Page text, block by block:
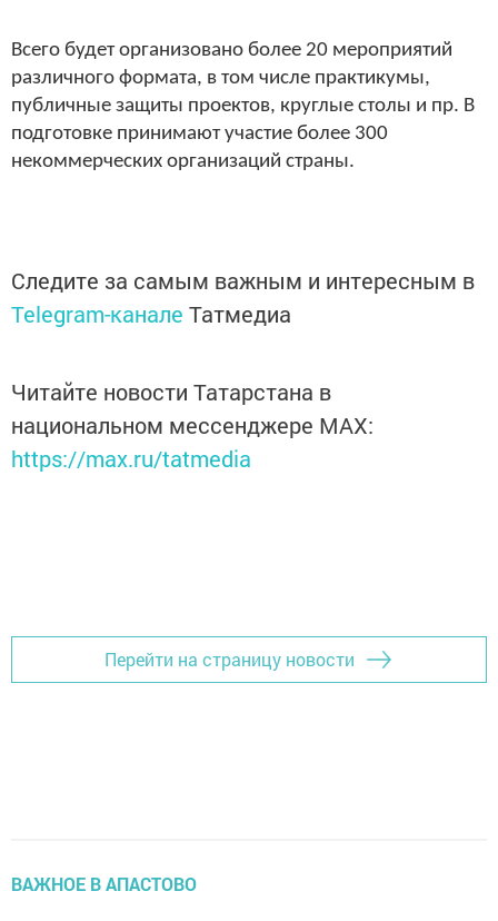
Всего будет организовано более 20 мероприятий
различного формата, в том числе практикумы,
публичные защиты проектов, круглые столы и пр. В
подготовке принимают участие более 300
некоммерческих организаций страны.
Следите за самым важным и интересным в
Telegram-канале Татмедиа
Читайте новости Татарстана в
национальном мессенджере MАХ:
https://max.ru/tatmedia
Перейти на страницу новости
ВАЖНОЕ В АПАСТОВО